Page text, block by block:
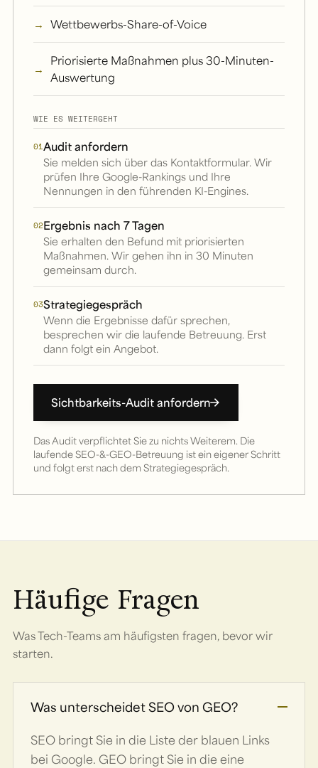
Wettbewerbs-Share-of-Voice
Priorisierte Maßnahmen plus 30-Minuten-
Auswertung
WIE ES WEITERGEHT
01Audit anfordern
Sie melden sich über das Kontaktformular. Wir
prüfen Ihre Google-Rankings und Ihre
Nennungen in den führenden KI-Engines.
02Ergebnis nach 7 Tagen
Sie erhalten den Befund mit priorisierten
Maßnahmen. Wir gehen ihn in 30 Minuten
gemeinsam durch.
03Strategiegespräch
Wenn die Ergebnisse dafür sprechen,
besprechen wir die laufende Betreuung. Erst
dann folgt ein Angebot.
Sichtbarkeits-Audit anfordern
Das Audit verpflichtet Sie zu nichts Weiterem. Die
laufende SEO-&-GEO-Betreuung ist ein eigener Schritt
und folgt erst nach dem Strategiegespräch.
Häufige Fragen
Was Tech-Teams am häufigsten fragen, bevor wir
starten.
Was unterscheidet SEO von GEO?
SEO bringt Sie in die Liste der blauen Links
bei Google. GEO bringt Sie in die eine